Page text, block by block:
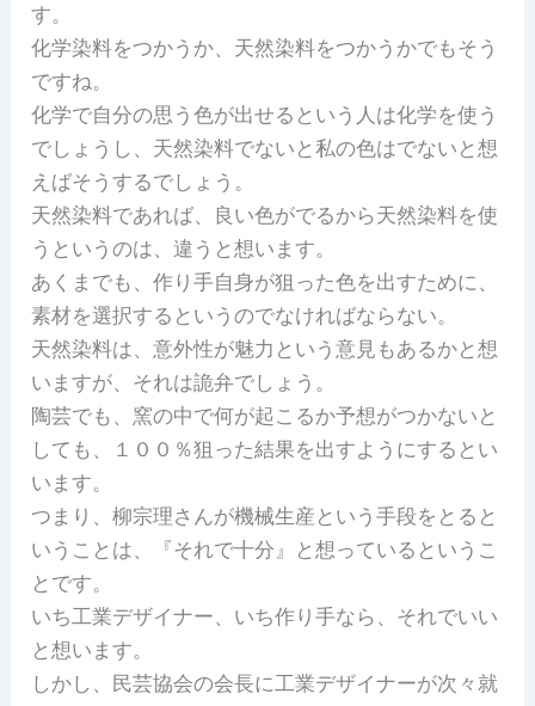
す。
化学染料をつかうか、天然染料をつかうかでもそう
ですね。
化学で自分の思う色が出せるという人は化学を使う
でしょうし、天然染料でないと私の色はでないと想
えばそうするでしょう。
天然染料であれば、良い色がでるから天然染料を使
うというのは、違うと想います。
あくまでも、作り手自身が狙った色を出すために、
素材を選択するというのでなければならない。
天然染料は、意外性が魅力という意見もあるかと想
いますが、それは詭弁でしょう。
陶芸でも、窯の中で何が起こるか予想がつかないと
しても、１００％狙った結果を出すようにするとい
います。
つまり、柳宗理さんが機械生産という手段をとると
いうことは、『それで十分』と想っているというこ
とです。
いち工業デザイナー、いち作り手なら、それでいい
と想います。
しかし、民芸協会の会長に工業デザイナーが次々就